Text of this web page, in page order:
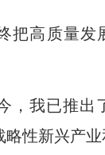
高质量发
我已推出
略性新兴产